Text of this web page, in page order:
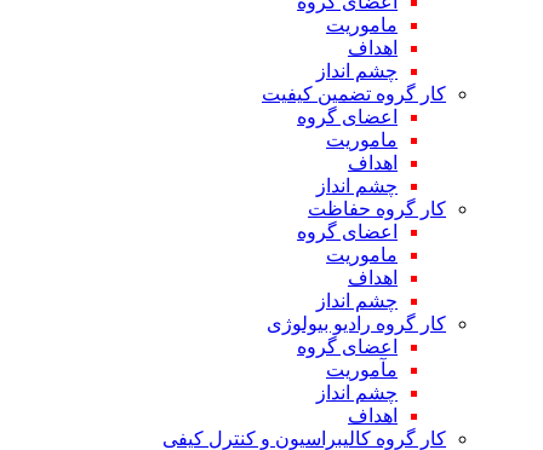
ماموریت
اهداف
چشم انداز
کار گروه تضمین کیفیت
اعضای گروه
ماموریت
اهداف
چشم انداز
کار گروه حفاظت
اعضای گروه
ماموریت
اهداف
چشم انداز
کار گروه رادیو بیولوژی
اعضای گروه
مآموریت
چشم انداز
اهداف
کار گروه کالیبراسیون و کنترل کیفی